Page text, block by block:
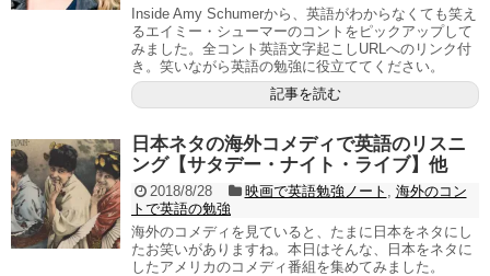
Inside Amy Schumerから、英語がわからなくても笑え
るエイミー・シューマーのコントをピックアップして
みました。全コント英語文字起こしURLへのリンク付
き。笑いながら英語の勉強に役立ててください。
記事を読む
日本ネタの海外コメディで英語のリスニ
ング【サタデー・ナイト・ライブ】他
2018/8/28 映画で英語勉強ノート
海外のコン
トで英語の勉強
海外のコメディを見ていると、たまに日本をネタにし
たお笑いがありますね。本日はそんな、日本をネタに
したアメリカのコメディ番組を集めてみました。